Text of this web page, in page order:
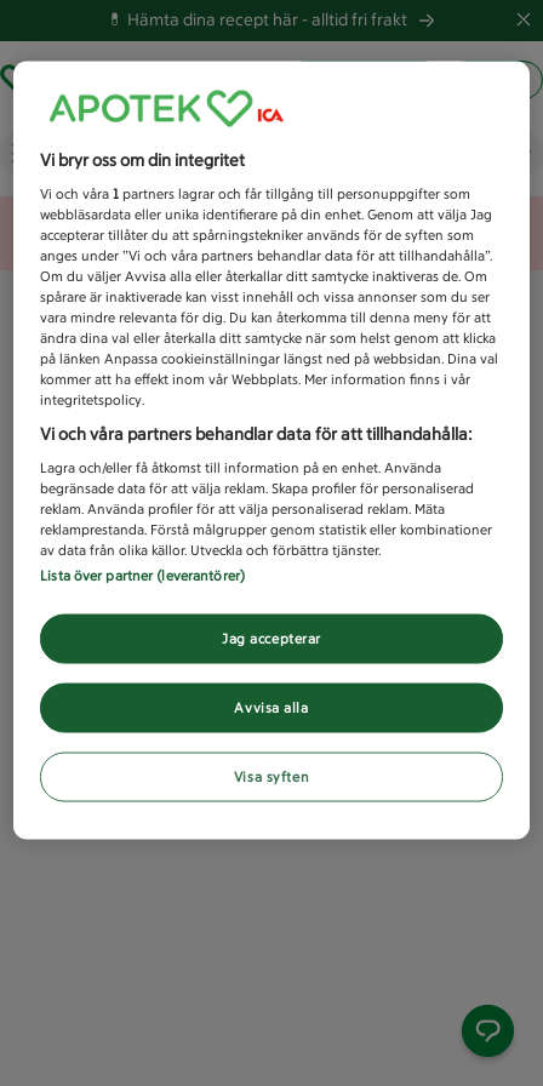
💊 Hämta dina recept här -alltid fri frakt
Vad letar du efter idag?
Unknown error
Vi bryr oss om din integritet
Vi och våra1 partners lagrar och får tillgång till personuppgifter som
webbläsardata eller unika identifierare på din enhet. Genom att välja Jag
accepterar tillåter du att spårningstekniker används för de syften som
anges under ”Vi och våra partners behandlar data för att tillhandahålla”.
Om du väljer Avvisa alla eller återkallar ditt samtycke inaktiveras de. Om
spårare är inaktiverade kan visst innehåll och vissa annonser som du ser
vara mindre relevanta för dig. Du kan återkomma till denna meny för att
ändra dina val eller återkalla ditt samtycke när som helst genom att klicka
på länken Anpassa cookieinställningar längst ned på webbsidan. Dina val
kommer att ha effekt inom vår Webbplats. Mer information finns i vår
integritetspolicy.
Vi och våra partners behandlar data för att tillhandahålla:
Lagra och/eller få åtkomst till information på en enhet. Använda
begränsade data för att välja reklam. Skapa profiler för personaliserad
reklam. Använda profiler för att välja personaliserad reklam. Mäta
reklamprestanda. Förstå målgrupper genom statistik eller kombinationer
av data från olika källor. Utveckla och förbättra tjänster.
Lista över partner (leverantörer)
Avvisa alla
Jag accepterar
Visa syften